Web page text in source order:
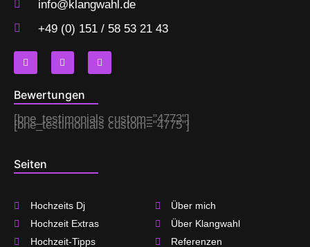
info@klangwahl.de
+49 (0) 151 / 58 53 21 43
a
c
b
o
k
n
s
a
g
r
a
w
i
Bewertungen
[bne_testimonials custom="4773"]
[bne_testimonials custom="4775"]
Seiten
Hochzeits Dj
Hochzeit Extras
Hochzeit-Tipps
Über mich
Über Klangwahl
Referenzen